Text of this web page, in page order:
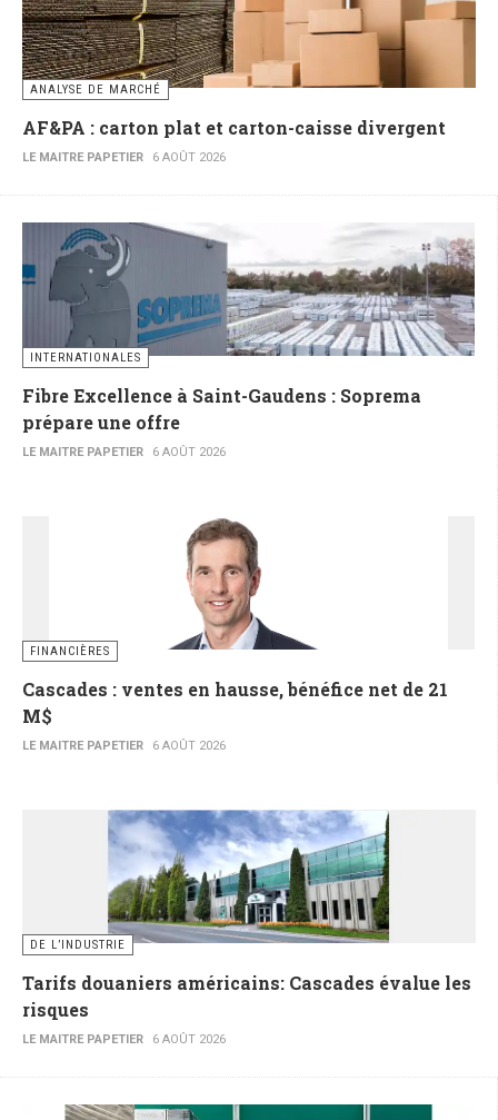
ANALYSE DE MARCHÉ
AF&PA : carton plat et carton-caisse divergent
LE MAITRE PAPETIER 6 AOÛT 2026
INTERNATIONALES
Fibre Excellence à Saint-Gaudens : Soprema
prépare une offre
LE MAITRE PAPETIER 6 AOÛT 2026
FINANCIÈRES
Cascades : ventes en hausse, bénéfice net de 21
M$
LE MAITRE PAPETIER 6 AOÛT 2026
DE L’INDUSTRIE
Tarifs douaniers américains: Cascades évalue les
risques
LE MAITRE PAPETIER 6 AOÛT 2026